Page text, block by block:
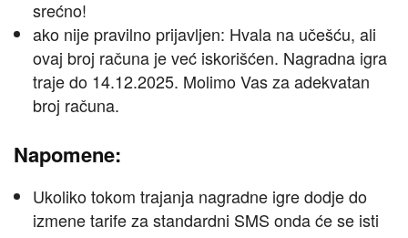
srećno!
ako nije pravilno prijavljen: Hvala na učešću, ali
ovaj broj računa je već iskorišćen. Nagradna igra
traje do 14.12.2025. Molimo Vas za adekvatan
broj računa.
Napomene:
Ukoliko tokom trajanja nagradne igre dodje do
izmene tarife za standardni SMS onda će se isti